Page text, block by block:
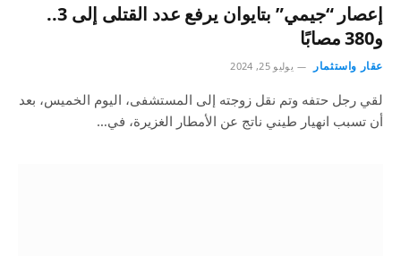
إعصار “جيمي” بتايوان يرفع عدد القتلى إلى 3..
و380 مصابًا
عقار واستثمار يوليو 25, 2024
لقي رجل حتفه وتم نقل زوجته إلى المستشفى، اليوم الخميس، بعد
أن تسبب انهيار طيني ناتج عن الأمطار الغزيرة، في…